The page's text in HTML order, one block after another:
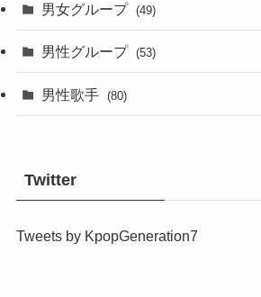
男女グループ (49)
男性グループ (53)
男性歌手 (80)
Twitter
Tweets by KpopGeneration7